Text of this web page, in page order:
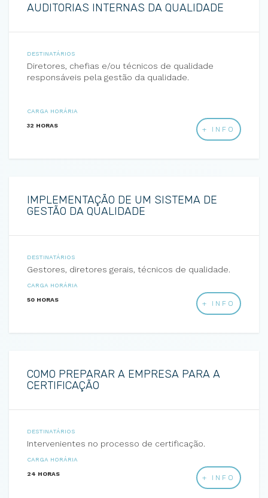
AUDITORIAS INTERNAS DA QUALIDADE
DESTINATÁRIOS
Diretores, chefias e/ou técnicos de qualidade
responsáveis pela gestão da qualidade.
CARGA HORÁRIA
32 HORAS + INFO
IMPLEMENTAÇÃO DE UM SISTEMA DE
GESTÃO DA QUALIDADE
DESTINATÁRIOS
Gestores, diretores gerais, técnicos de qualidade.
CARGA HORÁRIA
50 HORAS + INFO
COMO PREPARAR A EMPRESA PARA A
CERTIFICAÇÃO
DESTINATÁRIOS
Intervenientes no processo de certificação.
CARGA HORÁRIA
24 HORAS + INFO